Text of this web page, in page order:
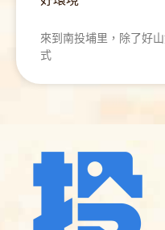
來到南投埔里，除了好
式